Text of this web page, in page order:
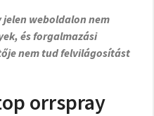
weboldalon nem
és forgalmazási
nem tud felvilágosítást
orrspray